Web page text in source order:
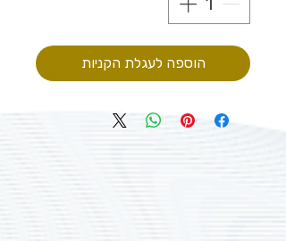
הוספה לעגלת הקניות